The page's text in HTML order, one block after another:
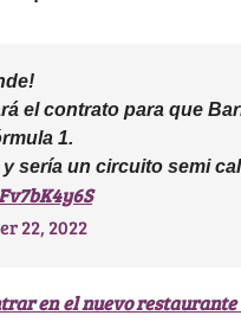
el contrato para que
1.
sería un circuito semi
22, 2022
en el nuevo